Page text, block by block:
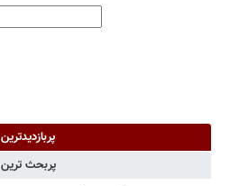
پربازدیدترین
پربحث ترین